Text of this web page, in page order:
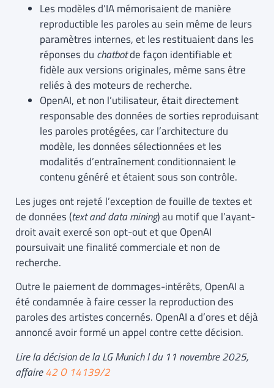
Les modèles d’IA mémorisaient de manière
reproductible les paroles au sein même de leurs
paramètres internes, et les restituaient dans les
réponses du chatbotde façon identifiable et
fidèle aux versions originales, même sans être
reliés à des moteurs de recherche.
OpenAI, et non l’utilisateur, était directement
responsable des données de sorties reproduisant
les paroles protégées, car l’architecture du
modèle, les données sélectionnées et les
modalités d’entraînement conditionnaient le
contenu généré et étaient sous son contrôle.
Les juges ont rejeté l’exception de fouille de textes et
de données (text and data mining) au motif que l’ayant-
droit avait exercé son opt-out et que OpenAI
poursuivait une finalité commerciale et non de
recherche.
Outre le paiement de dommages-intérêts, OpenAI a
été condamnée à faire cesser la reproduction des
paroles des artistes concernés. OpenAI a d’ores et déjà
annoncé avoir formé un appel contre cette décision.
Lire la décisionde la LG Munich I du 11 novembre 2025,
affaire42 O 14139/2